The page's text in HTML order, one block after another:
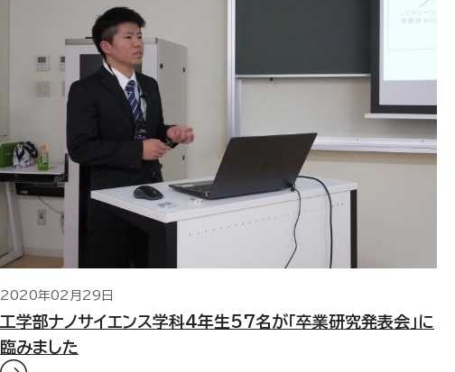
2020年02月29日
工学部ナノサイエンス学科4年生57名が「卒業研究発表会」に
臨みました